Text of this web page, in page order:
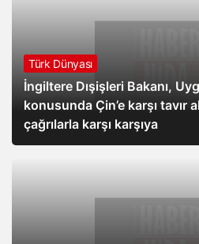
Türk Dünyası
İngiltere Dışişleri Bakanı,
konusunda Çin’e karşı tavır
çağrılarla karşı karşıya